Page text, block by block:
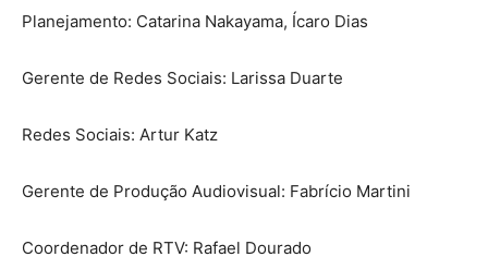
Planejamento: Catarina Nakayama, Ícaro Dias
Gerente de Redes Sociais: Larissa Duarte
Redes Sociais: Artur Katz
Gerente de Produção Audiovisual: Fabrício Martini
Coordenador de RTV: Rafael Dourado